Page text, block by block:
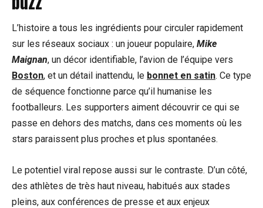
L’histoire a tous les ingrédients pour circuler rapidement
sur les réseaux sociaux : un joueur populaire, Mike
Maignan, un décor identifiable, l’avion de l’équipe vers
Boston, et un détail inattendu, le bonnet en satin. Ce type
de séquence fonctionne parce qu’il humanise les
footballeurs. Les supporters aiment découvrir ce qui se
passe en dehors des matchs, dans ces moments où les
stars paraissent plus proches et plus spontanées.
Le potentiel viral repose aussi sur le contraste. D’un côté,
des athlètes de très haut niveau, habitués aux stades
pleins, aux conférences de presse et aux enjeux